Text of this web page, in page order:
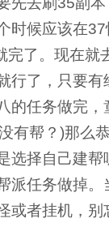
时候应该在
完了。现在就
行了，只要
的任务做完，
有帮？)那么
选择自己建
派任务做掉。
或者挂机，别